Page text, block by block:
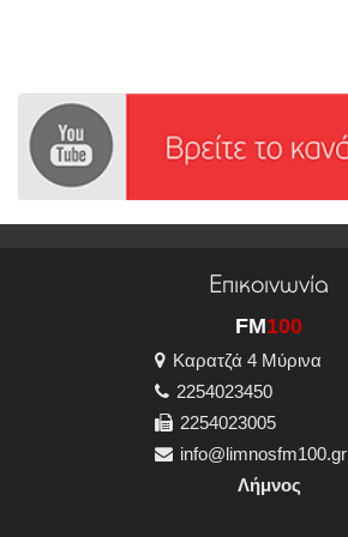
Επικοινωνία
FM100
Καρατζά 4 Μύρινα
2254023450
2254023005
info@limnosfm100.gr
Λήμνος